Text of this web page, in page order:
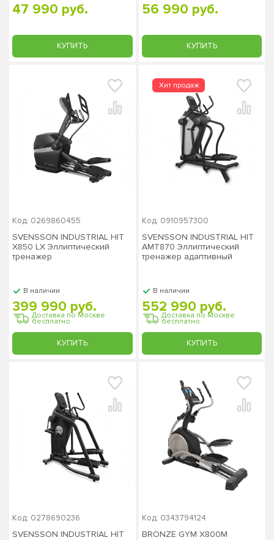
47 990 руб.
КУПИТЬ
56 990 руб.
КУПИТЬ
Код: 0269860455
SVENSSON INDUSTRIAL HIT
X850 LX Эллиптический
тренажер
В наличии
Доставка по Москве
бесплатно
399 990 руб.
КУПИТЬ
Код: 0910957300
SVENSSON INDUSTRIAL HIT
AMT870 Эллиптический
тренажер адаптивный
В наличии
Доставка по Москве
бесплатно
552 990 руб.
КУПИТЬ
Код: 0278690236
SVENSSON INDUSTRIAL HIT
Код: 0343794124
BRONZE GYM X800M